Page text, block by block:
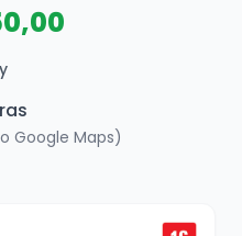
Google Maps)